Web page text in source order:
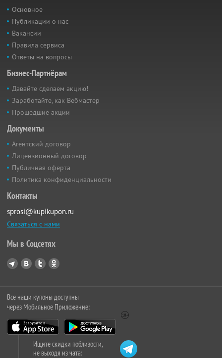
Основное
Публикации о нас
Вакансии
Правила сервиса
Ответы на вопросы
Бизнес-Партнёрам
Давайте сделаем акцию!
Заработайте, как Вебмастер
Прошедшие акции
Документы
Агентский договор
Лицензионный договор
Публичная оферта
Политика конфиденциальности
Контакты
sprosi@kupikupon.ru
Связаться с нами
Мы в Соцсетях
Все наши купоны доступны
через Мобильное Приложение:
Ищите скидки поблизости,
не выходя из чата: